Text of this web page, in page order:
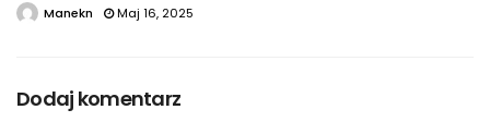
Manekn Maj 16, 2025
Dodaj komentarz